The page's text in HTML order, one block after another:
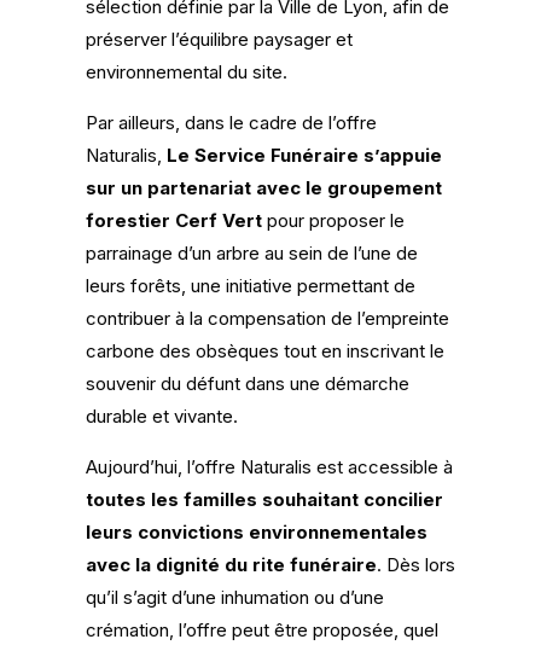
sélection définie par la Ville de Lyon, afin de
préserver l’équilibre paysager et
environnemental du site.
Par ailleurs, dans le cadre de l’offre
Naturalis, Le Service Funéraire s’appuie
sur un partenariat avec le groupement
forestier Cerf Vert pour proposer le
parrainage d’un arbre au sein de l’une de
leurs forêts, une initiative permettant de
contribuer à la compensation de l’empreinte
carbone des obsèques tout en inscrivant le
souvenir du défunt dans une démarche
durable et vivante.
Aujourd’hui, l’offre Naturalis est accessible à
toutes les familles souhaitant concilier
leurs convictions environnementales
avec la dignité du rite funéraire. Dès lors
qu’il s’agit d’une inhumation ou d’une
crémation, l’offre peut être proposée, quel